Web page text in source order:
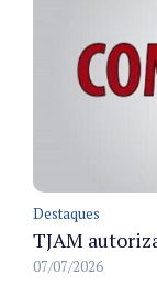
Destaques
07/07/2026